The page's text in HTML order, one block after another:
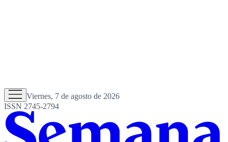
Viernes, 7 de agosto de 2026
ISSN 2745-2794